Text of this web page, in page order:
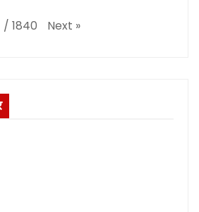
/ 1840 Next »